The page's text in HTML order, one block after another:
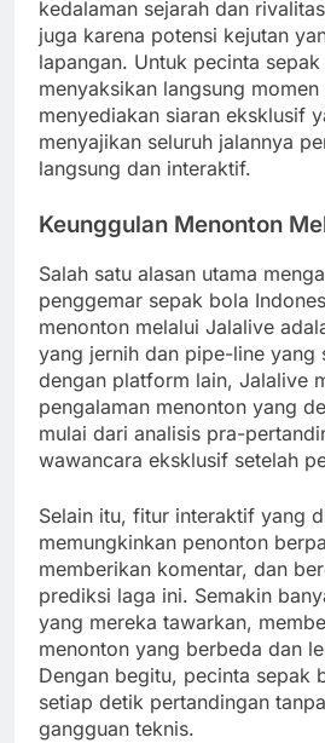
kedalaman sejarah dan
juga karena potensi kejutan
lapangan. Untuk pecinta
menyaksikan langsung
menyediakan siaran eksklusif
menyajikan seluruh jalannya
langsung dan interaktif.
Keunggulan Menonton
Salah satu alasan utama
penggemar sepak bola
menonton melalui Jalalive
yang jernih dan pipe-line yang
dengan platform lain, Jalalive
pengalaman menonton yang
mulai dari analisis pra-
wawancara eksklusif setelah
Selain itu, fitur interaktif yang
memungkinkan penonton
memberikan komentar, dan
prediksi laga ini. Semakin
yang mereka tawarkan,
menonton yang berbeda dan
Dengan begitu, pecinta sepak
setiap detik pertandingan
gangguan teknis.